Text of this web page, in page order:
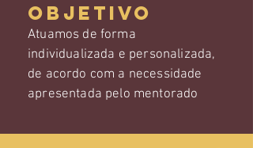
Objetivo
Atuamos de forma
individualizada e personalizada,
de acordo com a necessidade
apresentada pelo mentorado